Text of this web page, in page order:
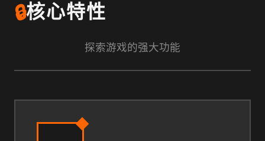
🔒核心特性
探索游戏的强大功能